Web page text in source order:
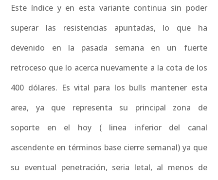
Este índice y en esta variante continua sin poder
superar las resistencias apuntadas, lo que ha
devenido en la pasada semana en un fuerte
retroceso que lo acerca nuevamente a la cota de los
400 dólares. Es vital para los bulls mantener esta
area, ya que representa su principal zona de
soporte en el hoy ( linea inferior del canal
ascendente en términos base cierre semanal) ya que
su eventual penetración, seria letal, al menos de